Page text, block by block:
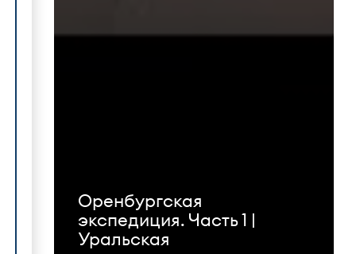
Оренбургская
экспедиция. Часть 1 |
Уральская